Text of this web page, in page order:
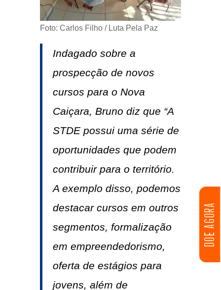
DOE AGORA
Foto: Carlos Filho / Luta Pela Paz
Indagado sobre a
prospecção de novos
cursos para o Nova
Caiçara, Bruno diz que “A
STDE possui uma série de
oportunidades que podem
contribuir para o território.
A exemplo disso, podemos
destacar cursos em outros
segmentos, formalização
em empreendedorismo,
oferta de estágios para
jovens, além de